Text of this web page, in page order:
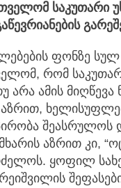
საკუთარი
ფონზე
რომ
ამის მიღწევა
შეასრულოს
აზრით კი,
ყოფილ